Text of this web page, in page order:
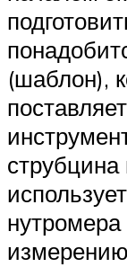
(шаблон),
нутромера